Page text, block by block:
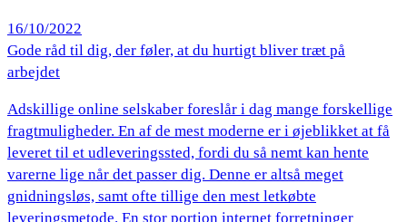
16/10/2022
Gode råd til dig, der føler, at du hurtigt bliver træt på
arbejdet
Adskillige online selskaber foreslår i dag mange forskellige
fragtmuligheder. En af de mest moderne er i øjeblikket at få
leveret til et udleveringssted, fordi du så nemt kan hente
varerne lige når det passer dig. Denne er altså meget
gnidningsløs, samt ofte tillige den mest letkøbte
leveringsmetode. En stor portion internet forretninger